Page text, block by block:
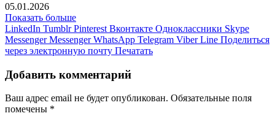
05.01.2026
Показать больше
LinkedIn Tumblr Pinterest Вконтакте Одноклассники Skype
Messenger Messenger WhatsApp Telegram Viber Line Поделиться
через электронную почту Печатать
Добавить комментарий
Ваш адрес email не будет опубликован. Обязательные поля
помечены *